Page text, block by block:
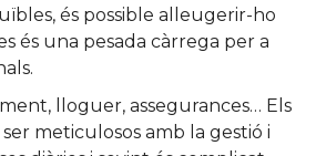
és possible alleugerir-ho
és una pesada càrrega per a
lloguer, assegurances… Els
meticulosos amb la gestió i